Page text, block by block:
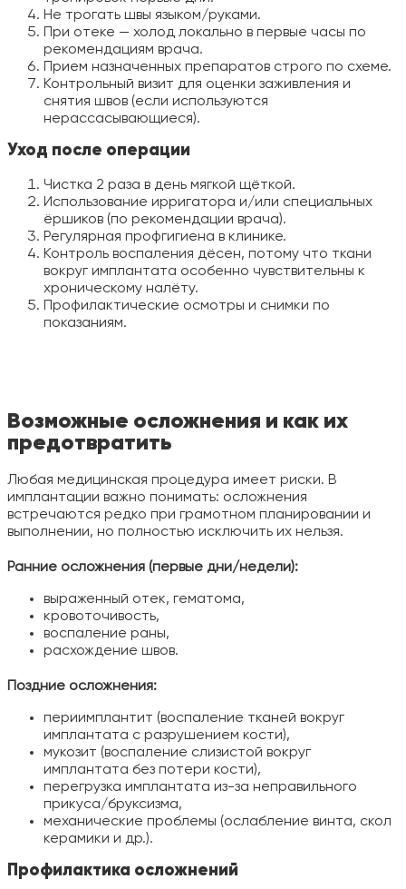
Не трогать швы языком/руками.
При отеке — холод локально в первые часы по
рекомендациям врача.
Прием назначенных препаратов строго по схеме.
Контрольный визит для оценки заживления и
снятия швов (если используются
нерассасывающиеся).
Уход после операции
Чистка 2 раза в день мягкой щёткой.
Использование ирригатора и/или специальных
ёршиков (по рекомендации врача).
Регулярная профгигиена в клинике.
Контроль воспаления дёсен, потому что ткани
вокруг имплантата особенно чувствительны к
хроническому налёту.
Профилактические осмотры и снимки по
показаниям.
Возможные осложнения и как их
предотвратить
Любая медицинская процедура имеет риски. В
имплантации важно понимать: осложнения
встречаются редко при грамотном планировании и
выполнении, но полностью исключить их нельзя.
Ранние осложнения (первые дни/недели):
выраженный отек, гематома,
кровоточивость,
воспаление раны,
расхождение швов.
Поздние осложнения:
периимплантит (воспаление тканей вокруг
имплантата с разрушением кости),
мукозит (воспаление слизистой вокруг
имплантата без потери кости),
перегрузка имплантата из-за неправильного
прикуса/бруксизма,
механические проблемы (ослабление винта, скол
керамики и др.).
Профилактика осложнений